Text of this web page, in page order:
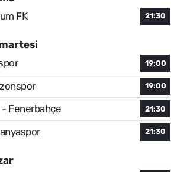
FK
21:30
19:00
19:00
- Fenerbahçe 21:30
21:30